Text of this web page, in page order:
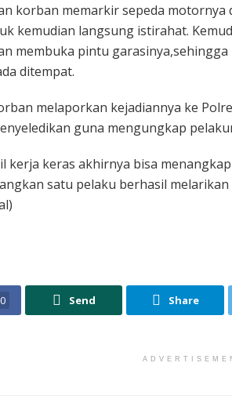
korban memarkir sepeda motornya
kemudian langsung istirahat.
membuka pintu
ditempat.
melaporkan kejadiannya ke
guna mengungkap
kerja keras akhirnya bisa
satu pelaku berhasil
Send Share